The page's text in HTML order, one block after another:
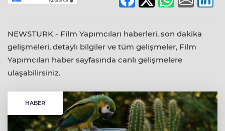
NEWSTURK - Film Yapımcıları haberleri, son dakika
gelişmeleri, detaylı bilgiler ve tüm gelişmeler, Film
Yapımcıları haber sayfasında canlı gelişmelere
ulaşabilirsiniz.
HABER